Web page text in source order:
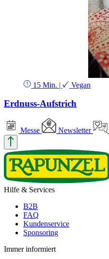
15 Min. | Vegan
Erdnuss-Aufstrich
Messe Newsletter
Hilfe & Services
B2B
FAQ
Kundenservice
Sponsoring
Immer informiert